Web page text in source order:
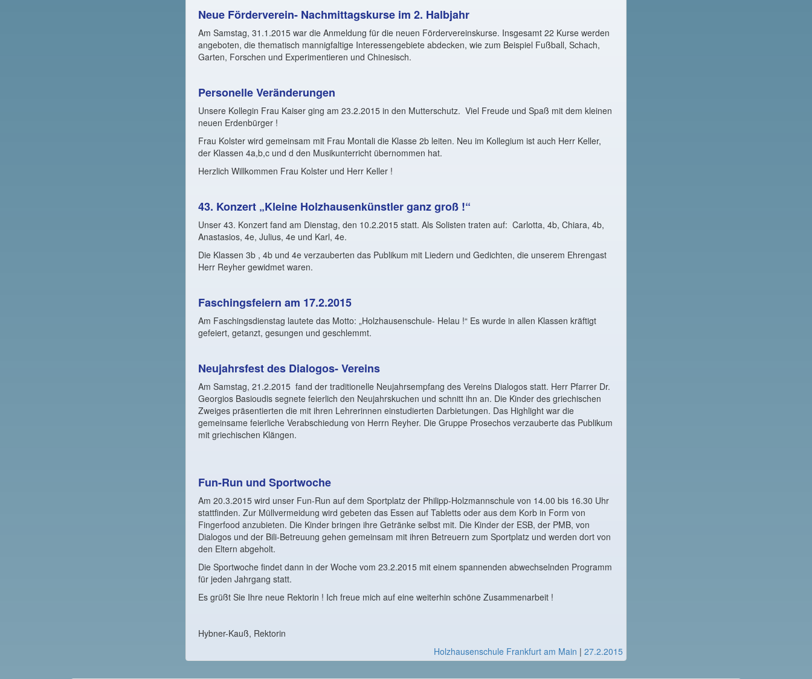
Neue Förderverein- Nachmittagskurse im 2. Halbjahr
Am Samstag, 31.1.2015 war die Anmeldung für die neuen Fördervereinskurse. Insgesamt 22 Kurse werden
angeboten, die thematisch mannigfaltige Interessengebiete abdecken, wie zum Beispiel Fußball, Schach,
Garten, Forschen und Experimentieren und Chinesisch.
Personelle Veränderungen
Unsere Kollegin Frau Kaiser ging am 23.2.2015 in den Mutterschutz. Viel Freude und Spaß mit dem kleinen
neuen Erdenbürger !
Frau Kolster wird gemeinsam mit Frau Montali die Klasse 2b leiten. Neu im Kollegium ist auch Herr Keller,
der Klassen 4a,b,c und d den Musikunterricht übernommen hat.
Herzlich Willkommen Frau Kolster und Herr Keller !
43. Konzert „Kleine Holzhausenkünstler ganz groß !“
Unser 43. Konzert fand am Dienstag, den 10.2.2015 statt. Als Solisten traten auf: Carlotta, 4b, Chiara, 4b,
Anastasios, 4e, Julius, 4e und Karl, 4e.
Die Klassen 3b , 4b und 4e verzauberten das Publikum mit Liedern und Gedichten, die unserem Ehrengast
Herr Reyher gewidmet waren.
Faschingsfeiern am 17.2.2015
Am Faschingsdienstag lautete das Motto: „Holzhausenschule- Helau !“ Es wurde in allen Klassen kräftigt
gefeiert, getanzt, gesungen und geschlemmt.
Neujahrsfest des Dialogos- Vereins
Am Samstag, 21.2.2015 fand der traditionelle Neujahrsempfang des Vereins Dialogos statt. Herr Pfarrer Dr.
Georgios Basioudis segnete feierlich den Neujahrskuchen und schnitt ihn an. Die Kinder des griechischen
Zweiges präsentierten die mit ihren Lehrerinnen einstudierten Darbietungen. Das Highlight war die
gemeinsame feierliche Verabschiedung von Herrn Reyher. Die Gruppe Prosechos verzauberte das Publikum
mit griechischen Klängen.
Fun-Run und Sportwoche
Am 20.3.2015 wird unser Fun-Run auf dem Sportplatz der Philipp-Holzmannschule von 14.00 bis 16.30 Uhr
stattfinden. Zur Müllvermeidung wird gebeten das Essen auf Tabletts oder aus dem Korb in Form von
Fingerfood anzubieten. Die Kinder bringen ihre Getränke selbst mit. Die Kinder der ESB, der PMB, von
Dialogos und der Bili-Betreuung gehen gemeinsam mit ihren Betreuern zum Sportplatz und werden dort von
den Eltern abgeholt.
Die Sportwoche findet dann in der Woche vom 23.2.2015 mit einem spannenden abwechselnden Programm
für jeden Jahrgang statt.
Es grüßt Sie Ihre neue Rektorin ! Ich freue mich auf eine weiterhin schöne Zusammenarbeit !
Hybner-Kauß, Rektorin
Holzhausenschule Frankfurt am Main | 27.2.2015